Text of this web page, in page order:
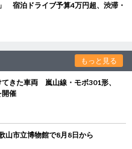
宿泊ドライブ予算4万円超、渋滞・
もっと見る
きた車両 嵐山線・モボ301形、
開催
市立博物館で8月8日から